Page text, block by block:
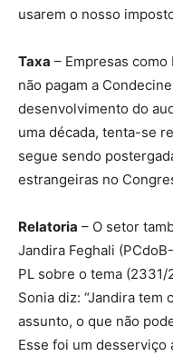
usarem o nosso
Taxa – Empresas
não pagam a
desenvolvimento do
uma década, tenta-se
segue sendo
estrangeiras no
Relatoria – O setor
Jandira Feghali
PL sobre o tema
Sonia diz: “Jandira
assunto, o que não
Esse foi um